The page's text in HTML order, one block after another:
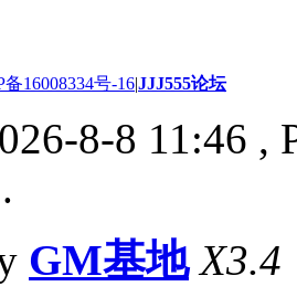
备16008334号-16|JJJ555论坛
8-8 11:46 ,
GM基地 X3.4